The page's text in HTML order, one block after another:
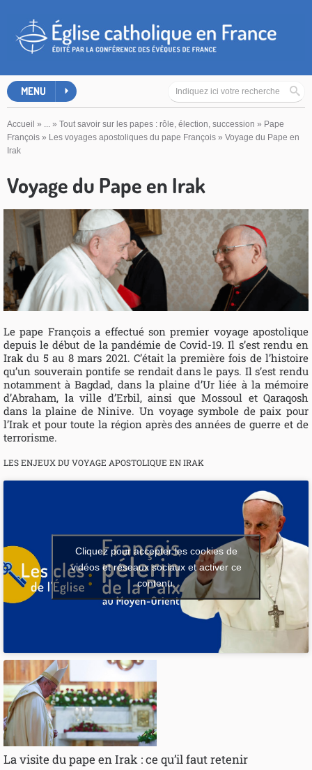
MENU
Accueil » ... » Tout savoir sur les papes : rôle, élection, succession » Pape
François » Les voyages apostoliques du pape François » Voyage du Pape en
Irak
Voyage du Pape en Irak
Le pape François a effectué son premier voyage apostolique
depuis le début de la pandémie de Covid-19. Il s’est rendu en
Irak du 5 au 8 mars 2021. C’était la première fois de l’histoire
qu’un souverain pontife se rendait dans le pays. Il s’est rendu
notamment à Bagdad, dans la plaine d’Ur liée à la mémoire
d’Abraham, la ville d’Erbil, ainsi que Mossoul et Qaraqosh
dans la plaine de Ninive. Un voyage symbole de paix pour
l’Irak et pour toute la région après des années de guerre et de
terrorisme.
LES ENJEUX DU VOYAGE APOSTOLIQUE EN IRAK
Cliquez pour accepter les cookies de
vidéos et réseaux sociaux et activer ce
contenu.
La visite du pape en Irak : ce qu’il faut retenir